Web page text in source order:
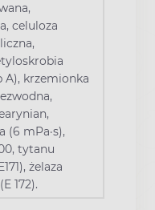
celuloza
A), krzemionka
(6 mPa·s),
tytanu
żelaza
172).